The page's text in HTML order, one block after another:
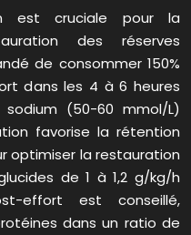
est cruciale pour la
des réserves
de consommer 150%
dans les 4 à 6 heures
sodium (50-60 mmol/L)
favorise la rétention
optimiser la restauration
de 1 à 1,2 g/kg/h
effort est conseillé,
dans un ratio de